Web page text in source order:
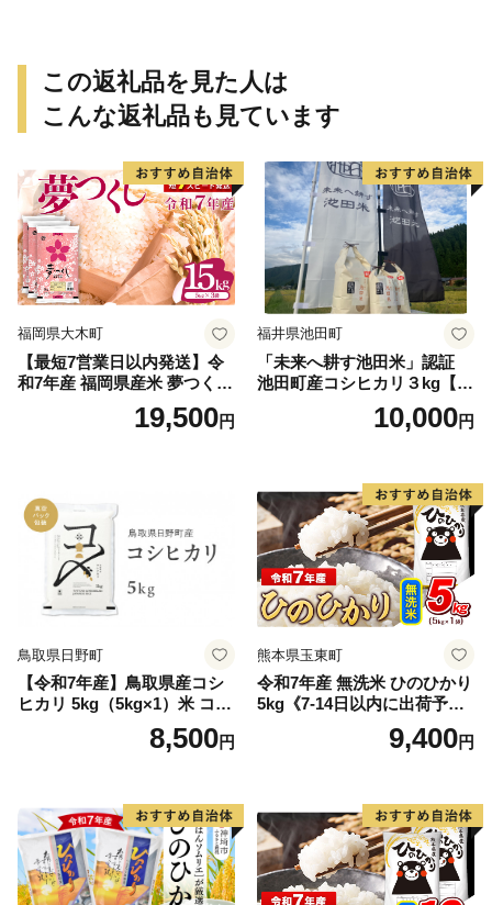
この返礼品を見た人は
こんな返礼品も見ています
福岡県大木町
【最短7営業日以内発送】令
和7年産 福岡県産米 夢つくし
15kg 精米 ※北海道・沖縄・
19,500円
福井県池田町
「未来へ耕す池田米」認証
池田町産コシヒカリ３kg【お
1人様につき３セットまで】
10,000円
鳥取県日野町
【令和7年産】鳥取県産コシ
ヒカリ 5kg（5kg×1）米 コシ
ヒカリ こしひかり お米 白米
精米 5キロ おこめ こめ コメ
野町産 Elevation
8,500円
熊本県玉東町
令和7年産 無洗米 ひのひかり
5kg《7-14日以内に出荷予定
(土日祝除く)》コメ 米 無洗米
高レビュー｜人気米 熊本県
9,400円